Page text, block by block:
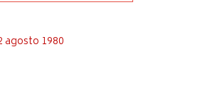
agosto 1980